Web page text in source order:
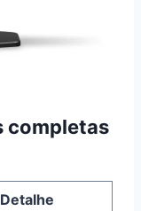
completas
Detalhe